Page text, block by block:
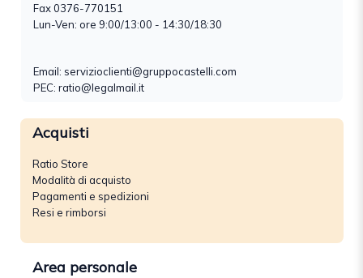
Fax 0376-770151
Lun-Ven: ore 9:00/13:00 - 14:30/18:30
Email: servizioclienti@gruppocastelli.com
PEC: ratio@legalmail.it
Acquisti
Ratio Store
Modalità di acquisto
Pagamenti e spedizioni
Resi e rimborsi
Area personale